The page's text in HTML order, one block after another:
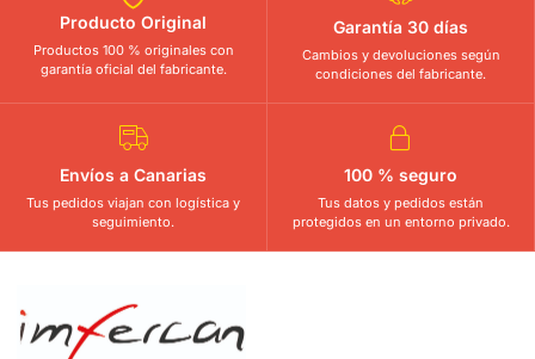
Producto Original
Productos 100 % originales con
garantía oficial del fabricante.
Garantía 30 días
Cambios y devoluciones según
condiciones del fabricante.
Envíos a Canarias
Tus pedidos viajan con logística y
seguimiento.
100 % seguro
Tus datos y pedidos están
protegidos en un entorno privado.